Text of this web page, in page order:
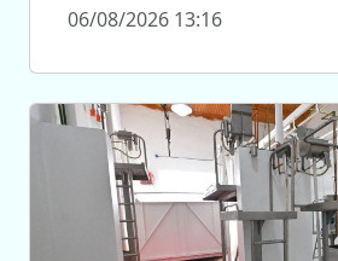
06/08/2026 13:16